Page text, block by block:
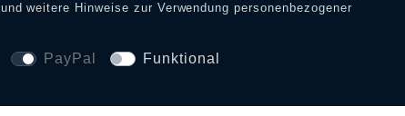
und weitere Hinweise zur Verwendung personenbezogener
PayPal
Funktional